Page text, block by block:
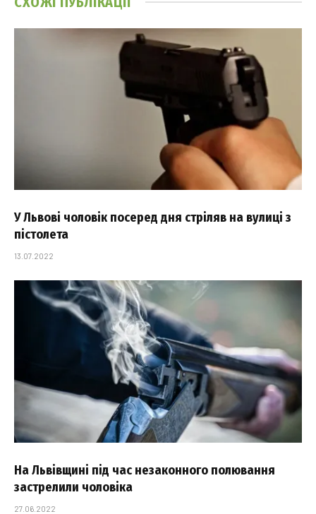
У Львові чоловік посеред дня стріляв на вулиці з
пістолета
13.07.2022
На Львівщині під час незаконного полювання
застрелили чоловіка
27.06.2022